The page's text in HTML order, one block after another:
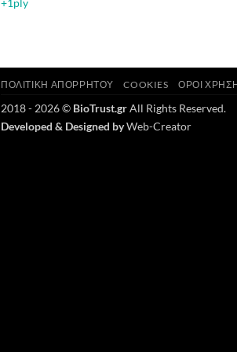
+1ply
ΠΟΛΙΤΙΚΉ ΑΠΟΡΡΉΤΟΥ COOKIES ΌΡΟΙ
2018 - 2026 © BioTrust.grAll Rights Reserved.
Developed & Designed byWeb-Creator